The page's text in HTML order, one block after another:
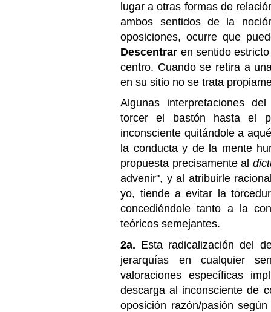
lugar a otras formas de
ambos sentidos de la
oposiciones, ocurre que
Descentrar en sentido
centro. Cuando se retira a
en su sitio no se trata
Algunas interpretaciones
torcer el bastón hasta el
inconsciente quitándole a
la conducta y de la mente
propuesta precisamente al
advenir", y al atribuirle
yo, tiende a evitar la
concediéndole tanto a la
teóricos semejantes.
2a. Esta radicalización del
jerarquías en cualquier
valoraciones específicas
descarga al inconsciente de
oposición razón/pasión